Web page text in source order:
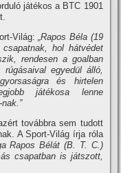
játékos a BTC 1901
Világ:„Rapos Béla(19
hol hátvédet
rendesen a goalban
rúgásaival egyedül álló,
és hirtelen
játékosa lenne
továbbra sem tudott
A Sport-Világ í­rja róla
Rapos Bélát (B. T. C.)
csapatban is játszott,